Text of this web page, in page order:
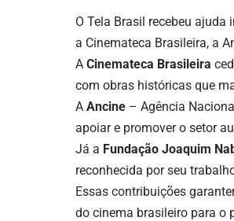
O Tela Brasil recebeu
a Cinemateca Brasileira, a
A Cinemateca Brasileira
com obras históricas que
A Ancine – Agência
apoiar e promover o setor
Já a Fundação Joaquim
reconhecida por seu
Essas contribuições
do cinema brasileiro para o